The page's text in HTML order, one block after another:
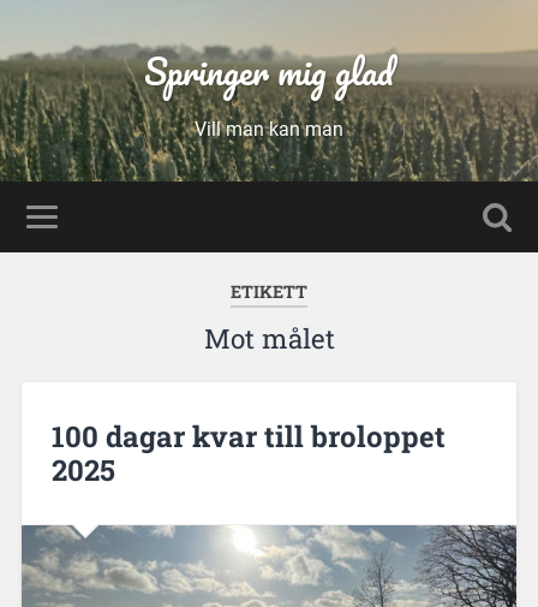
Springer mig glad
Vill man kan man
ETIKETT
Mot målet
100 dagar kvar till broloppet
2025